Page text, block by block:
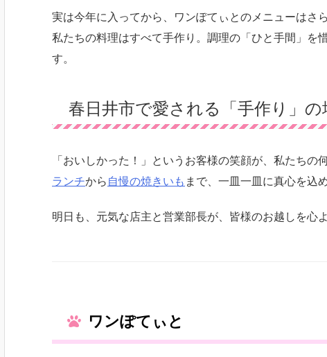
実は今年に入ってから、ワンぽてぃとのメニューはさ
私たちの料理はすべて手作り。調理の「ひと手間」を
す。
春日井市で愛される「手作り」の
「おいしかった！」というお客様の笑顔が、私たちの
ランチから自慢の焼きいも まで、一皿一皿に真心を込め
明日も、元気な店主と営業部長が、皆様のお越しを心
ワンぽてぃと